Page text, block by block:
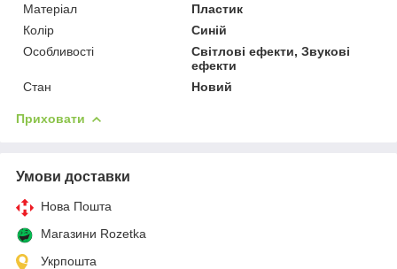
Матеріал
Пластик
Колір
Синій
Особливості
Світлові ефекти, Звукові
ефекти
Стан
Новий
Приховати
Умови доставки
Нова Пошта
Магазини Rozetka
Укрпошта